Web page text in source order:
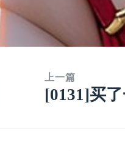
上一篇
上
[0131]买